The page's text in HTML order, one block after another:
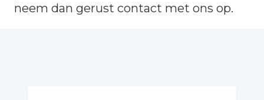
neem dan gerust contact met ons op.